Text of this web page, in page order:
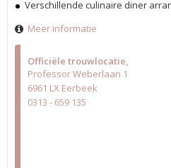
Officiële trouwlocatie
Professor Weberlaan 1
6961 LX Eerbeek
0313 - 659 135
Verschillende culinaire diner
Meer informatie